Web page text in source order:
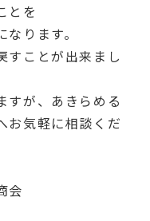
とを
ります。
すことが出来まし
すが、あきらめる
お気軽に相談くだ
会